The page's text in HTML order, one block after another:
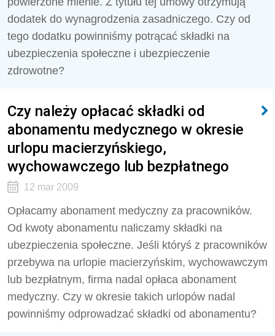
dodatek do wynagrodzenia zasadniczego. Czy od
tego dodatku powinniśmy potrącać składki na
ubezpieczenia społeczne i ubezpieczenie
zdrowotne?
Czy należy opłacać składki od
abonamentu medycznego w okresie
urlopu macierzyńskiego,
wychowawczego lub bezpłatnego
12 mar 2009
Opłacamy abonament medyczny za pracowników.
Od kwoty abonamentu naliczamy składki na
ubezpieczenia społeczne. Jeśli któryś z pracowników
przebywa na urlopie macierzyńskim, wychowawczym
lub bezpłatnym, firma nadal opłaca abonament
medyczny. Czy w okresie takich urlopów nadal
powinniśmy odprowadzać składki od abonamentu?